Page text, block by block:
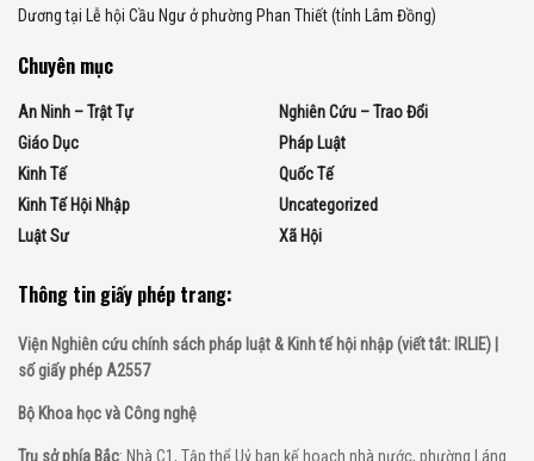
Dương tại Lễ hội Cầu Ngư ở phường Phan Thiết (tỉnh Lâm Đồng)
Chuyên mục
An Ninh – Trật Tự
Giáo Dục
Kinh Tế
Kinh Tế Hội Nhập
Luật Sư
Nghiên Cứu – Trao Đổi
Pháp Luật
Quốc Tế
Uncategorized
Xã Hội
Thông tin giấy phép trang:
Viện Nghiên cứu chính sách pháp luật & Kinh tế hội nhập (viết tắt: IRLIE) |
số giấy phép A2557
Bộ Khoa học và Công nghệ
Trụ sở phía Bắc: Nhà C1, Tập thể Uỷ ban kế hoạch nhà nước, phường Láng